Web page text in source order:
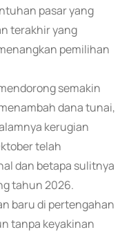
pasar yang
terakhir yang
pemilihan
semakin
dana tunai,
kerugian
telah
dan betapa sulitnya
tahun 2026.
baru di pertengahan
tanpa keyakinan